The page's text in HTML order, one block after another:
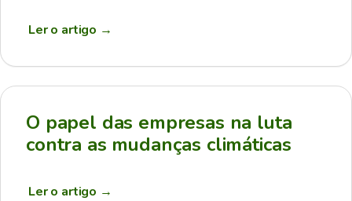
Ler o artigo →
O papel das empresas na luta
contra as mudanças climáticas
Ler o artigo →